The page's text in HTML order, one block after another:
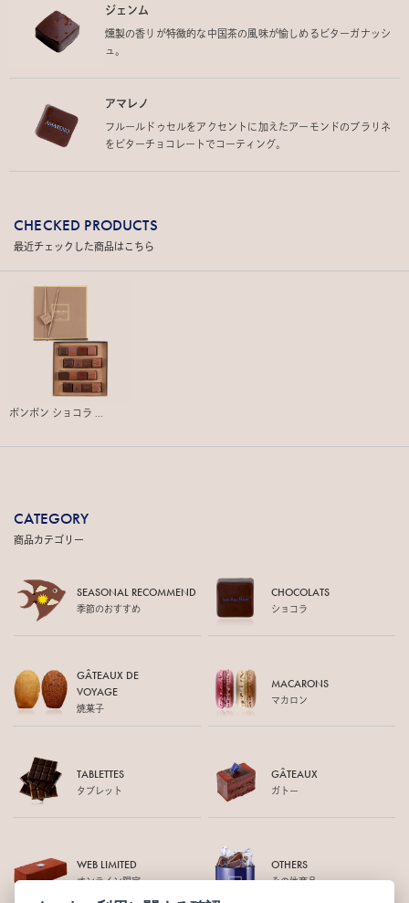
ジェンム
燻製の香りが特徴的な中国茶の風味が愉しめるビターガナッシ
ュ。
アマレノ
フルールドゥセルをアクセントに加えたアーモンドのプラリネ
をビターチョコレートでコーティング。
CHECKED PRODUCTS
最近チェックした商品はこちら
ボンボン ショコラ ...
CATEGORY
商品カテゴリー
SEASONAL RECOMMEND
季節のおすすめ
CHOCOLATS
ショコラ
GÂTEAUX DE
VOYAGE
焼菓子
MACARONS
マカロン
TABLETTES
タブレット
GÂTEAUX
ガトー
WEB LIMITED
オンライン限定
OTHERS
その他商品